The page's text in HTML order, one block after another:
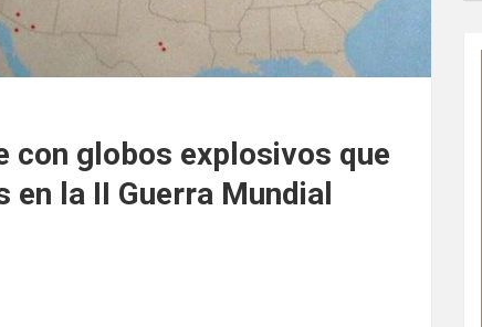
con globos explosivos que
en la II Guerra Mundial